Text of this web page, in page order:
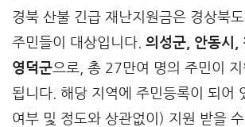
경북 산불 긴급 재난지원금은 경상북
주민들이 대상입니다. 의성군, 안동시,
영덕군으로, 총 27만여 명의 주민이
됩니다. 해당 지역에 주민등록이 되어
여부 및 정도와 상관없이) 지원 받을 수